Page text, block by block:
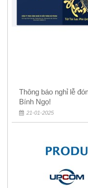
Thông báo nghỉ lễ
Bính Ngọ!
21-01-2025